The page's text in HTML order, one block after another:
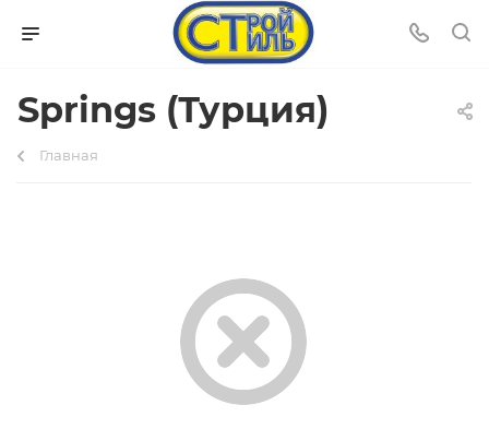
Springs (Турция)
Главная